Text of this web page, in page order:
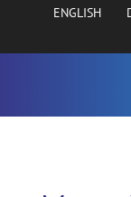
ENGLISH